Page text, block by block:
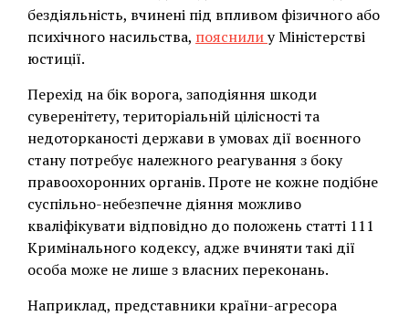
бездіяльність, вчинені під впливом фізичного або
психічного насильства, пояснилиу Міністерстві
юстиції.
Перехід на бік ворога, заподіяння шкоди
суверенітету, територіальній цілісності та
недоторканості держави в умовах дії воєнного
стану потребує належного реагування з боку
правоохоронних органів. Проте не кожне подібне
суспільно-небезпечне діяння можливо
кваліфікувати відповідно до положень статті 111
Кримінального кодексу, адже вчиняти такі дії
особа може не лише з власних переконань.
Наприклад, представники країни-агресора